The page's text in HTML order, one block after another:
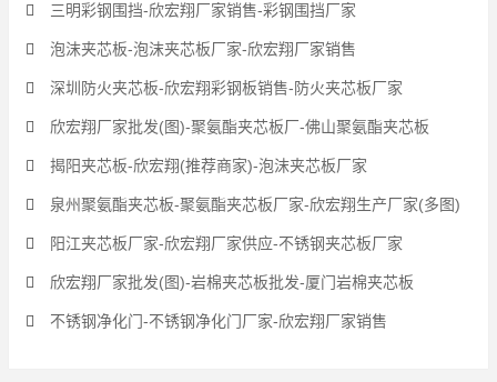
三明彩钢围挡-欣宏翔厂家销售-彩钢围挡厂家
泡沫夹芯板-泡沫夹芯板厂家-欣宏翔厂家销售
深圳防火夹芯板-欣宏翔彩钢板销售-防火夹芯板厂家
欣宏翔厂家批发(图)-聚氨酯夹芯板厂-佛山聚氨酯夹芯板
揭阳夹芯板-欣宏翔(推荐商家)-泡沫夹芯板厂家
泉州聚氨酯夹芯板-聚氨酯夹芯板厂家-欣宏翔生产厂家(多图)
阳江夹芯板厂家-欣宏翔厂家供应-不锈钢夹芯板厂家
欣宏翔厂家批发(图)-岩棉夹芯板批发-厦门岩棉夹芯板
不锈钢净化门-不锈钢净化门厂家-欣宏翔厂家销售